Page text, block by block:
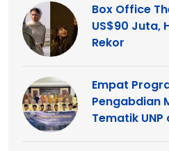
Box Office
US$90 Juta,
Rekor
Empat
Pengabdian
Tematik